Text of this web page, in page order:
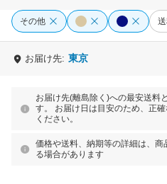
その他
お届け先: 東京
お届け先(離島除く)への最安送料
す。 お届け日は目安のため、正
ください。
価格や送料、納期等の詳細は、
る場合があります